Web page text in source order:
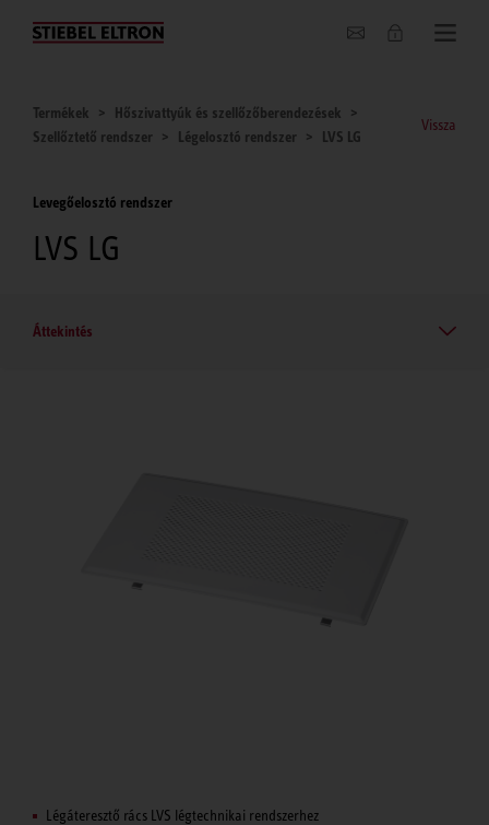
Hírek
Termékek
Hőszivattyúk és szellőzőberendezések
Szellőztető rendszer
Légelosztó rendszer LVS LG
Vissza
Levegőelosztó rendszer
LVS LG
Áttekintés
Légáteresztő rács LVS légtechnikai rendszerhez